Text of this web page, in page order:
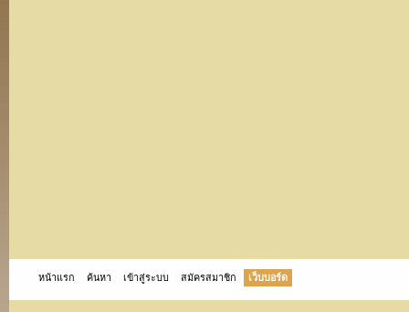
หน้าแรก ค้นหา เข้าสู่ระบบ สมัครสมาชิก เว็บบอร์ด